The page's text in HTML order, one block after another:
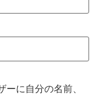
に自分の名前、